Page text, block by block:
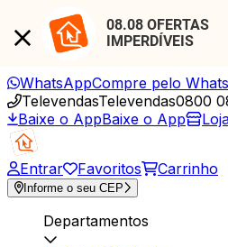
08.08 OFERTAS
IMPERDÍVEIS
WhatsAppCompre pelo
TelevendasTelevendas0800
Baixe o AppBaixe o App
Entrar Favoritos Carrinho
Informe o seu CEP
Departamentos